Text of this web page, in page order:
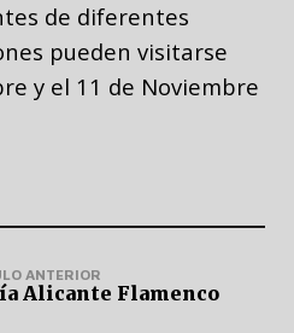
de diferentes
pueden visitarse
y el 11 de Noviembre
ANTERIOR
Alicante Flamenco